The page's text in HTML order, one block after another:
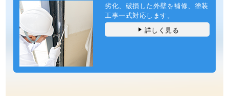
劣化、破損した外壁を補修、塗装
工事一式対応します。
詳しく見る